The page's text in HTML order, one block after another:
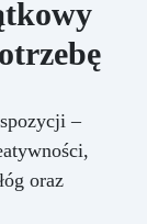
–
oraz